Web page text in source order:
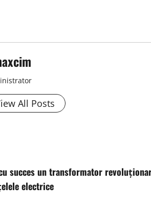
All Posts
succes un transformator
electrice